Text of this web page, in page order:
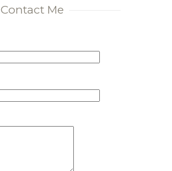
Contact Me